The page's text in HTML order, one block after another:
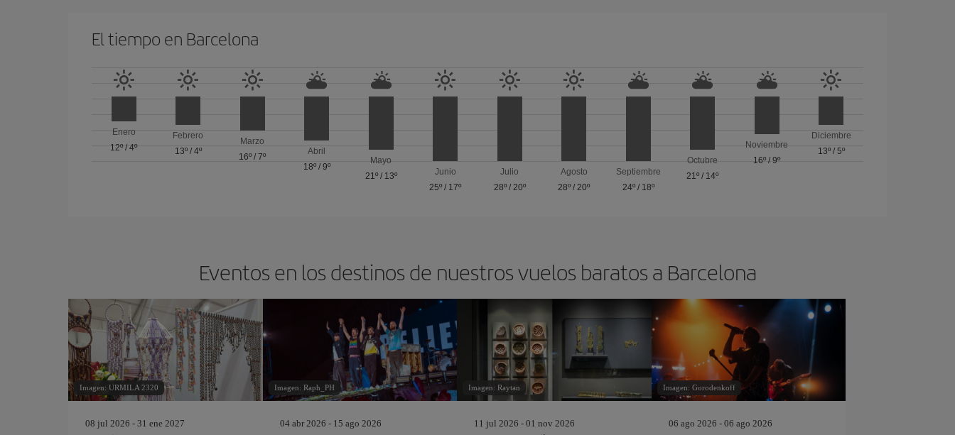
El tiempo en Barcelona
Enero
12º/4º
Febrero
13º/ 4º
Marzo
16º /7º
Abril
18º/ 9º
Mayo
21º/ 13º
Junio
25º / 17º
Julio
28º/ 20º
Agosto
28º /20º
Septiembre
24º/ 18º
Octubre
21º / 14º
Noviembre
16º /9º
Diciembre
13º/ 5º
Eventos en los destinos de nuestros vuelos baratos a Barcelona
Imagen: URMILA 2320
08 jul 2026 - 31 ene 2027
Imagen: Raph_PH
04 abr 2026 - 15 ago 2026
Imagen: Raytan
11 jul 2026 - 01 nov 2026
Imagen: Gorodenkoff
06 ago 2026 - 06 ago 2026